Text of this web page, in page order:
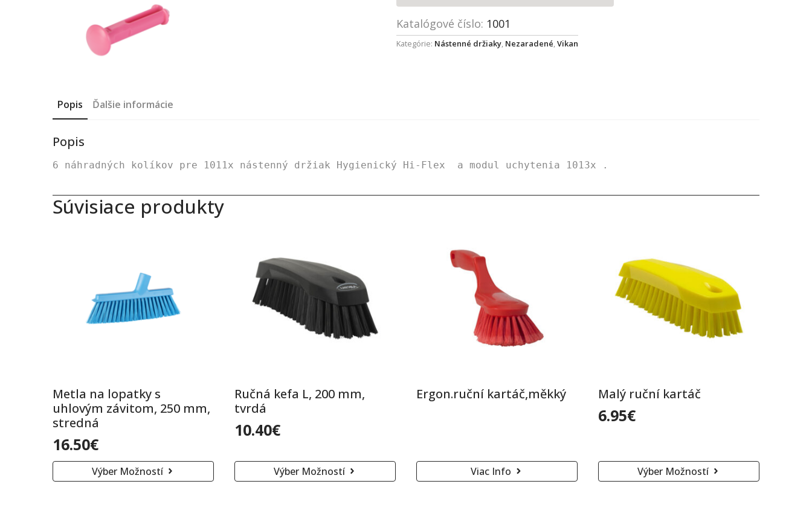
Katalógové číslo: 1001
Kategórie: Nástenné držiaky, Nezaradené,Vikan
Popis Ďalšie informácie
Popis
6 náhradných kolíkov pre 1011x nástenný držiak Hygienický Hi-Flex  a modul uchytenia 1013x .
Súvisiace produkty
Metla na lopatky s
uhlovým závitom, 250 mm,
stredná
16.50€
Výber Možností
Tento
produkt
Ručná kefa L, 200 mm,
tvrdá
10.40€
Výber Možností
Tento
produkt
Ergon.ruční kartáč,měkký
Viac Info
Malý ruční kartáč
6.95€
Výber Možností
Tento
produkt